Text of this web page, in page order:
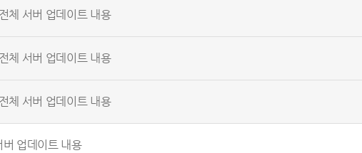
체 서버 업데이트 내용
체 서버 업데이트 내용
체 서버 업데이트 내용
업데이트 내용